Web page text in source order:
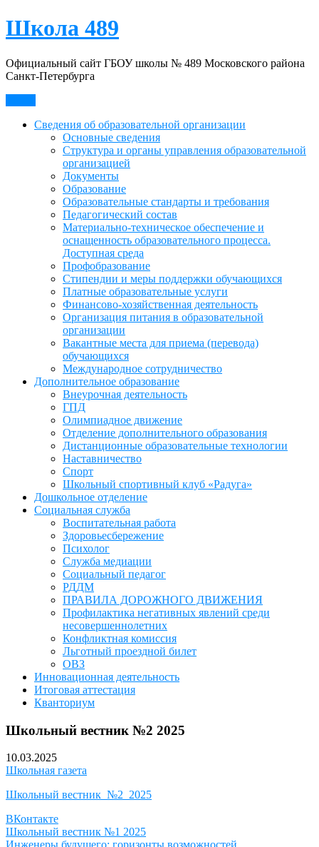
Skip
to
Школа 489
Официальный сайт ГБОУ школы № 489 Московского района
Санкт-Петербурга
Сведения об образовательной организации
Основные сведения
Структура и органы управления образовательной
организацией
Документы
Образование
Образовательные стандарты и требования
Педагогический состав
Материально-техническое обеспечение и
оснащенность образовательного процесса.
Доступная среда
Профобразование
Стипендии и меры поддержки обучающихся
Платные образовательные услуги
Финансово-хозяйственная деятельность
Организация питания в образовательной
организации
Вакантные места для приема (перевода)
обучающихся
Международное сотрудничество
Дополнительное образование
Внеурочная деятельность
ГПД
Олимпиадное движение
Отделение дополнительного образования
Дистанционные образовательные технологии
Наставничество
Спорт
Школьный спортивный клуб «Радуга»
Дошкольное отделение
Социальная служба
Воспитательная работа
Здоровьесбережение
Психолог
Служба медиации
Социальный педагог
РДДМ
ПРАВИЛА ДОРОЖНОГО ДВИЖЕНИЯ
Профилактика негативных явлений среди
несовершеннолетних
Конфликтная комиссия
Льготный проездной билет
ОВЗ
Инновационная деятельность
Итоговая аттестация
Кванториум
Школьный вестник №2 2025
10.03.2025
Школьная газета
Школьный вестник_№2_2025
ВКонтакте
Навигация
Школьный вестник №1 2025